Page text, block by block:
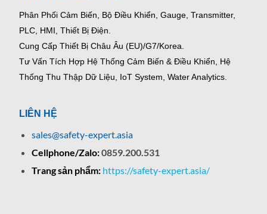
Phân Phối Cảm Biến, Bộ Điều Khiển, Gauge, Transmitter,
PLC, HMI, Thiết Bị Điện.
Cung Cấp Thiết Bị Châu Âu (EU)/G7/Korea.
Tư Vấn Tích Hợp Hệ Thống Cảm Biến & Điều Khiển, Hệ
Thống Thu Thập Dữ Liệu, IoT System, Water Analytics.
LIÊN HỆ
sales@safety-expert.asia
Cellphone/Zalo:0859.200.531
Trang sản phẩm: https://safety-expert.asia/